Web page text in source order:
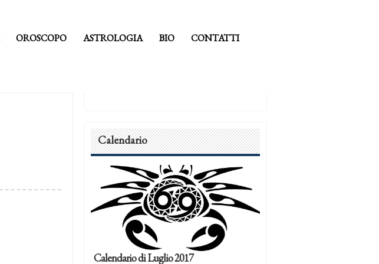
OROSCOPO ASTROLOGIA BIO CONTATTI
Calendario
Calendario di Luglio 2017